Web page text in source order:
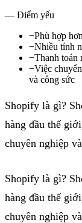
— Điểm yếu
−Phù hợp
−Nhiều tính
−Thanh toán
−Việc
và công sức
Shopify là gì?
hàng đầu thế
chuyên nghiệp
Shopify là gì?
hàng đầu thế
chuyên nghiệp